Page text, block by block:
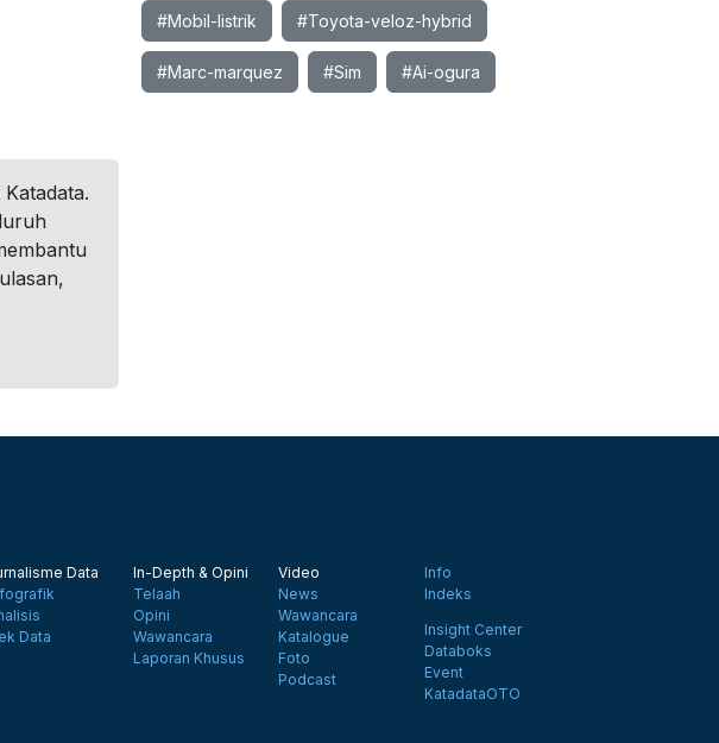
#Mobil-listrik #Toyota-veloz-hybrid
#Marc-marquez #Sim #Ai-ogura
Data
Data
In-Depth & Opini
Telaah
Opini
Wawancara
Laporan Khusus
Video
News
Wawancara
Katalogue
Foto
Podcast
Info
Indeks
Insight Center
Databoks
Event
KatadataOTO